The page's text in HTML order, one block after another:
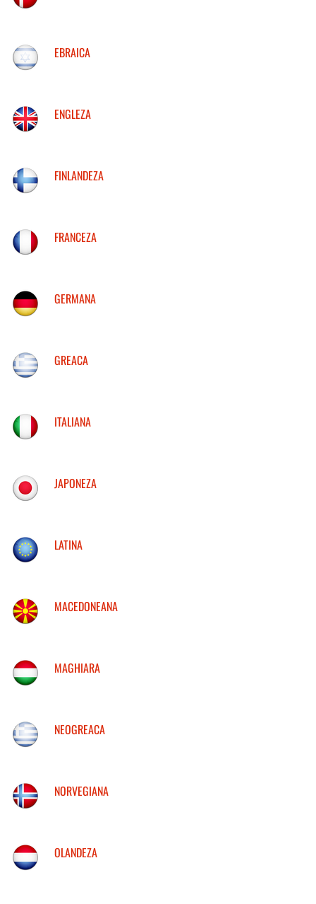
EBRAICA
ENGLEZA
FINLANDEZA
FRANCEZA
GERMANA
GREACA
ITALIANA
JAPONEZA
LATINA
MACEDONEANA
MAGHIARA
NEOGREACA
NORVEGIANA
OLANDEZA